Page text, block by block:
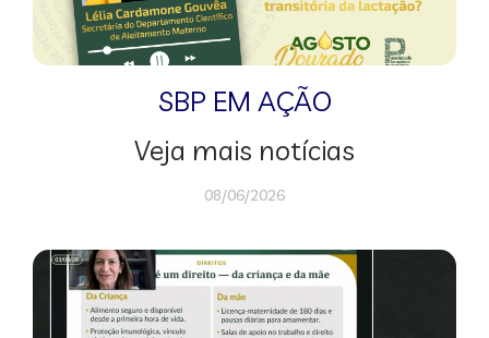
SBP EM AÇÃO
Veja mais notícias
08/06/2026